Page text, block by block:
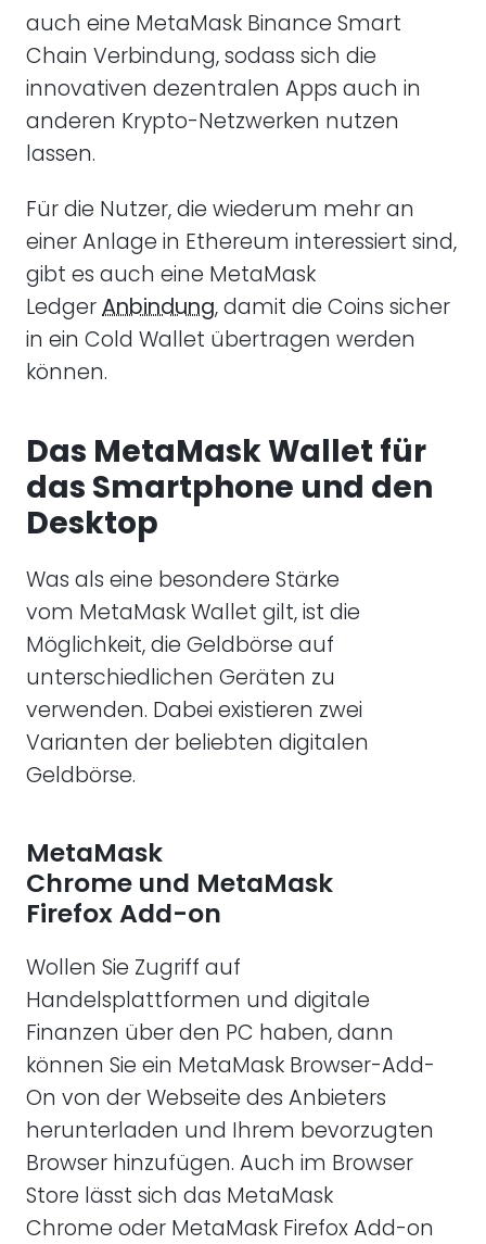
auch eine MetaMask Binance Smart
Chain Verbindung, sodass sich die
innovativen dezentralen Apps auch in
anderen Krypto-Netzwerken nutzen
lassen.
Für die Nutzer, die wiederum mehr an
einer Anlage in Ethereum interessiert sind,
gibt es auch eine MetaMask
LedgerAnbindung, damit die Coins sicher
in ein Cold Wallet übertragen werden
können.
Das MetaMask Wallet für
das Smartphone und den
Desktop
Was als eine besondere Stärke
vom MetaMask Wallet gilt, ist die
Möglichkeit, die Geldbörse auf
unterschiedlichen Geräten zu
verwenden. Dabei existieren zwei
Varianten der beliebten digitalen
Geldbörse.
MetaMask
Chrome und MetaMask
Firefox Add-on
Wollen Sie Zugriff auf
Handelsplattformen und digitale
Finanzen über den PC haben, dann
können Sie ein MetaMask Browser-Add-
On von der Webseite des Anbieters
herunterladen und Ihrem bevorzugten
Browser hinzufügen. Auch im Browser
Store lässt sich das MetaMask
Chrome oder MetaMask Firefox Add-on